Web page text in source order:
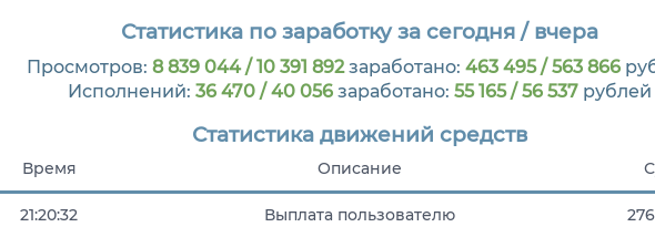
Статистика по заработку за сегодня / вчера
Просмотров: 8 839 044 / 10 391 892заработано: 463 495 / 563 866
Исполнений: 36 470 / 40 056 заработано: 55 165 / 56 537 рублей
Статистика движений средств
Время Описание
21:20:32 Выплата пользователю